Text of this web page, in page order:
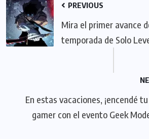
PREVIOUS
Mira el primer avance
temporada de Solo
En estas vacaciones, ¡encendé
gamer con el evento Geek